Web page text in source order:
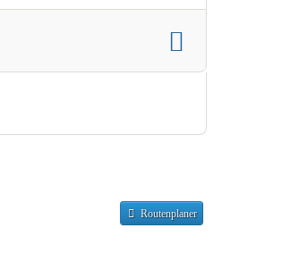
Routenplaner